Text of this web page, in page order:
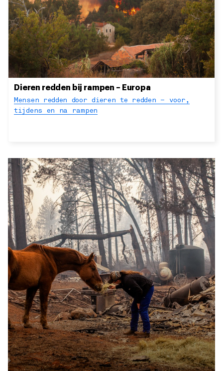
Dieren redden bij rampen – Europa
Mensen redden door dieren te redden – voor,
tijdens en na rampen